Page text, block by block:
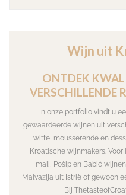
Wijn uit
ONTDEK
VERSCHILLENDE
In onze portfolio vindt u
gewaardeerde wijnen uit
witte, mousserende en
Kroatische wijnmakers.
mali, Pošip en Babić
Malvazija uit Istrië of gewoon
Bij